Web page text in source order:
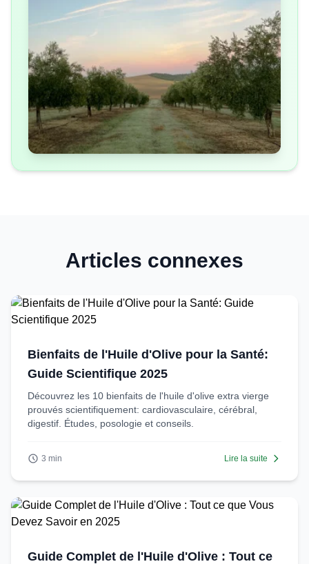
Articles connexes
Bienfaits de l'Huile d'Olive pour la Santé:
Guide Scientifique 2025
Découvrez les 10 bienfaits de l'huile d'olive extra vierge
prouvés scientifiquement: cardiovasculaire, cérébral,
digestif. Études, posologie et conseils.
3 min Lire la suite
Guide Complet de l'Huile d'Olive : Tout ce